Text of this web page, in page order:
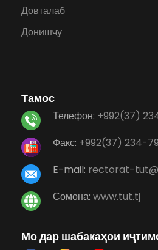
Довталаб
Донишҷӯ
Тамос
Телефон: +992(37)
Факс: +992(37) 234-
E-mail: rectorat-
Сомона: www.tut.tj
Мо дар шабакаҳои